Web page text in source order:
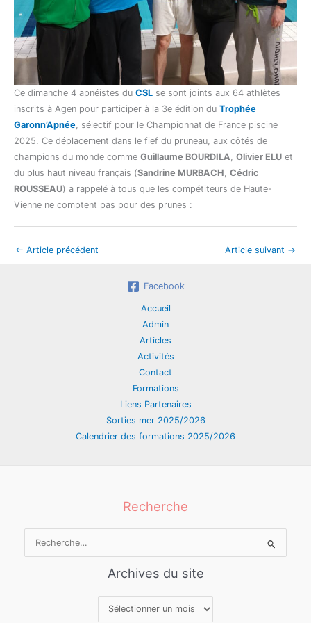
Ce dimanche 4 apnéistes du CSL se sont joints aux 64 athlètes
inscrits à Agen pour participer à la 3e édition du Trophée
Garonn’Apnée, sélectif pour le Championnat de France piscine
2025. Ce déplacement dans le fief du pruneau, aux côtés de
champions du monde comme Guillaume BOURDILA, Olivier ELU et
du plus haut niveau français (Sandrine MURBACH, Cédric
ROUSSEAU) a rappelé à tous que les compétiteurs de Haute-
Vienne ne comptent pas pour des prunes :
← Article précédent Article suivant →
Facebook
Accueil
Admin
Articles
Activités
Contact
Formations
Liens Partenaires
Sorties mer 2025/2026
Calendrier des formations 2025/2026
Recherche
Archives du site
Archives